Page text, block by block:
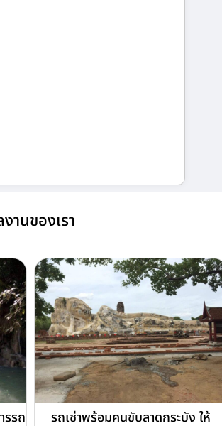
านของเรา
รรถ
รถเช่าพร้อมคนขับลาดกระบัง ให้